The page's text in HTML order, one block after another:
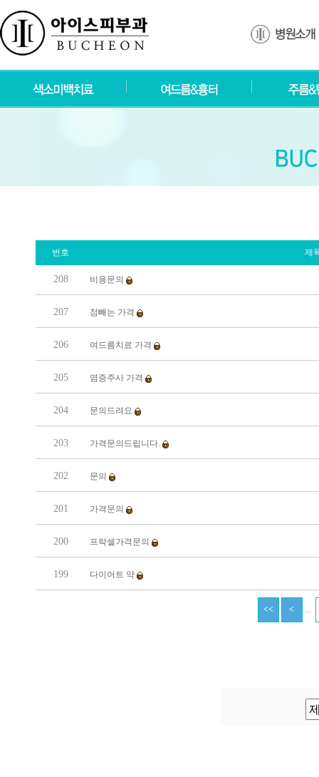
번호 제
208 비용문의
207 점빼는 가격
206 여드름치료 가격
205 염증주사 가격
204 문의드려요
203 가격문의드립니다.
202 문의
201 가격문의
200 프락셀가격문의
199 다이어트 약
...